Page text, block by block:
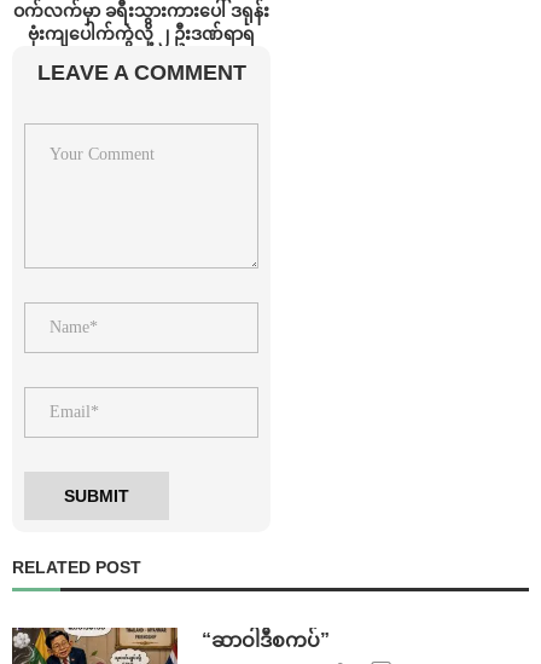
ဝက်လက်မှာ ခရီးသွားကားပေါ် ဒရုန်း
ဗုံးကျပေါက်ကွဲလို့ ၂ ဦးဒဏ်ရာရ
LEAVE A COMMENT
RELATED POST
“ဆာဝါဒီစကပ်”